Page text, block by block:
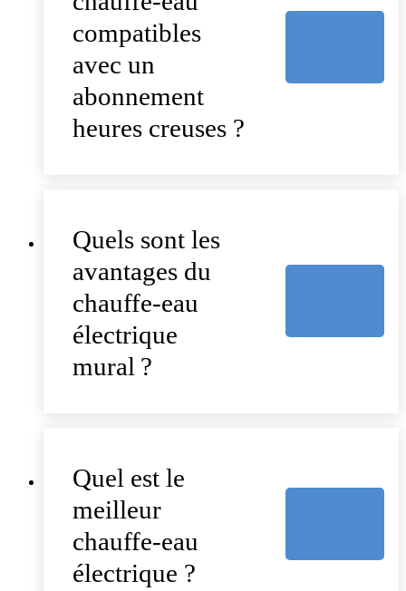
compatibles
avec un
abonnement
heures creuses ?
Quels sont les
avantages du
chauffe-eau
électrique
mural ?
Quel est le
meilleur
chauffe-eau
électrique ?